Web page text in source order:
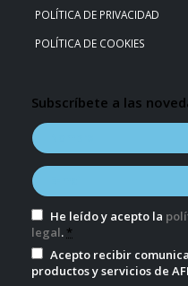
POLÍTICA DE PRIVACIDAD
POLÍTICA DE COOKIES
Subscríbete a las
He leído y acepto la
legal. *
Acepto recibir
productos y servicios de